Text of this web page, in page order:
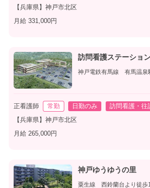
【兵庫県】神戸市北区
月給 331,000円
訪問看護ステーショ
神戸電鉄有馬線 有馬温泉
正看護師 常勤 日勤のみ
訪問看護・往
【兵庫県】神戸市北区
月給 265,000円
神戸ゆうゆうの里
粟生線 西鈴蘭台より徒歩